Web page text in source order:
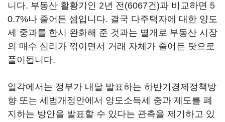
니다. 부동산 활황기인 2년 전(6067건)과 비교하면 5
0.7%나 줄어든 셈입니다. 결국 다주택자에 대한 양도
세 중과를 한시 완화해 준 것과는 별개로 부동산 시장
의 매수 심리가 꺾이면서 거래 자체가 줄어든 탓으로
풀이됩니다.
일각에서는 정부가 내달 발표하는 하반기경제정책방
향 또는 세법개정안에서 양도소득세 중과 제도를 폐
지하는 방안을 발표할 수 있다는 관측을 제기하고 있